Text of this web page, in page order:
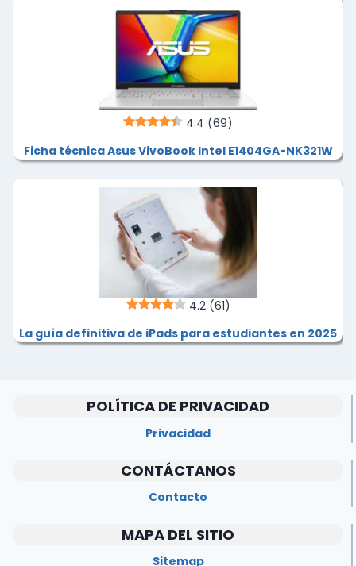
4.4 (69)
Ficha técnica Asus VivoBook Intel E1404GA-NK321W
4.2 (61)
La guía definitiva de iPads para estudiantes en 2025
POLÍTICA DE PRIVACIDAD
Privacidad
CONTÁCTANOS
Contacto
MAPA DEL SITIO
Sitemap